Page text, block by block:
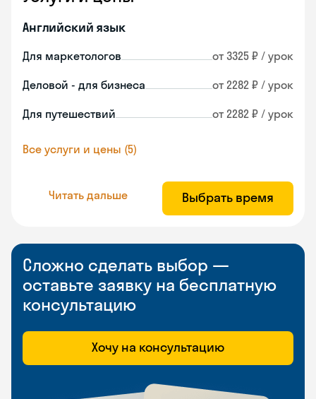
Английский язык
Для маркетологов от 3325 ₽ / урок
Деловой - для бизнеса от 2282 ₽ / урок
Для путешествий от 2282 ₽ / урок
Все услуги и цены (5)
Читать дальше Выбрать время
Сложно сделать выбор —
оставьте заявку на бесплатную
консультацию
Хочу на консультацию